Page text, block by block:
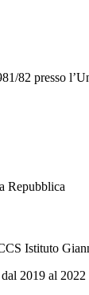
82 presso
Repubblica
Istituto
2019 al 2022